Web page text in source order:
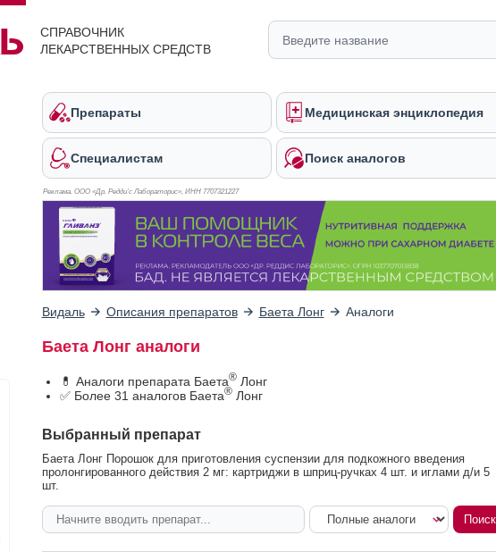
СПРАВОЧНИК
ЛЕКАРСТВЕННЫХ СРЕДСТВ
Препараты Медицинская энциклопедия
Специалистам Поиск аналогов
Реклама. ООО «Др. Редди’с Лабораторис», ИНН 7707321227
Видаль Описания препаратов Баета Лонг Аналоги
Баета Лонг аналоги
💊 Аналоги препарата Баета®Лонг
✅ Более 31 аналогов Баета®Лонг
Выбранный препарат
Баета Лонг Порошок для приготовления суспензии для подкожного введения
пролонгированного действия 2 мг: картриджи в шприц-ручках 4 шт. и иглами д/и 5
шт.